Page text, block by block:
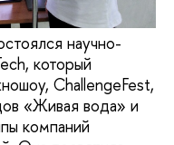
научно-
который
ChallengeFest,
«Живая вода» и
компаний